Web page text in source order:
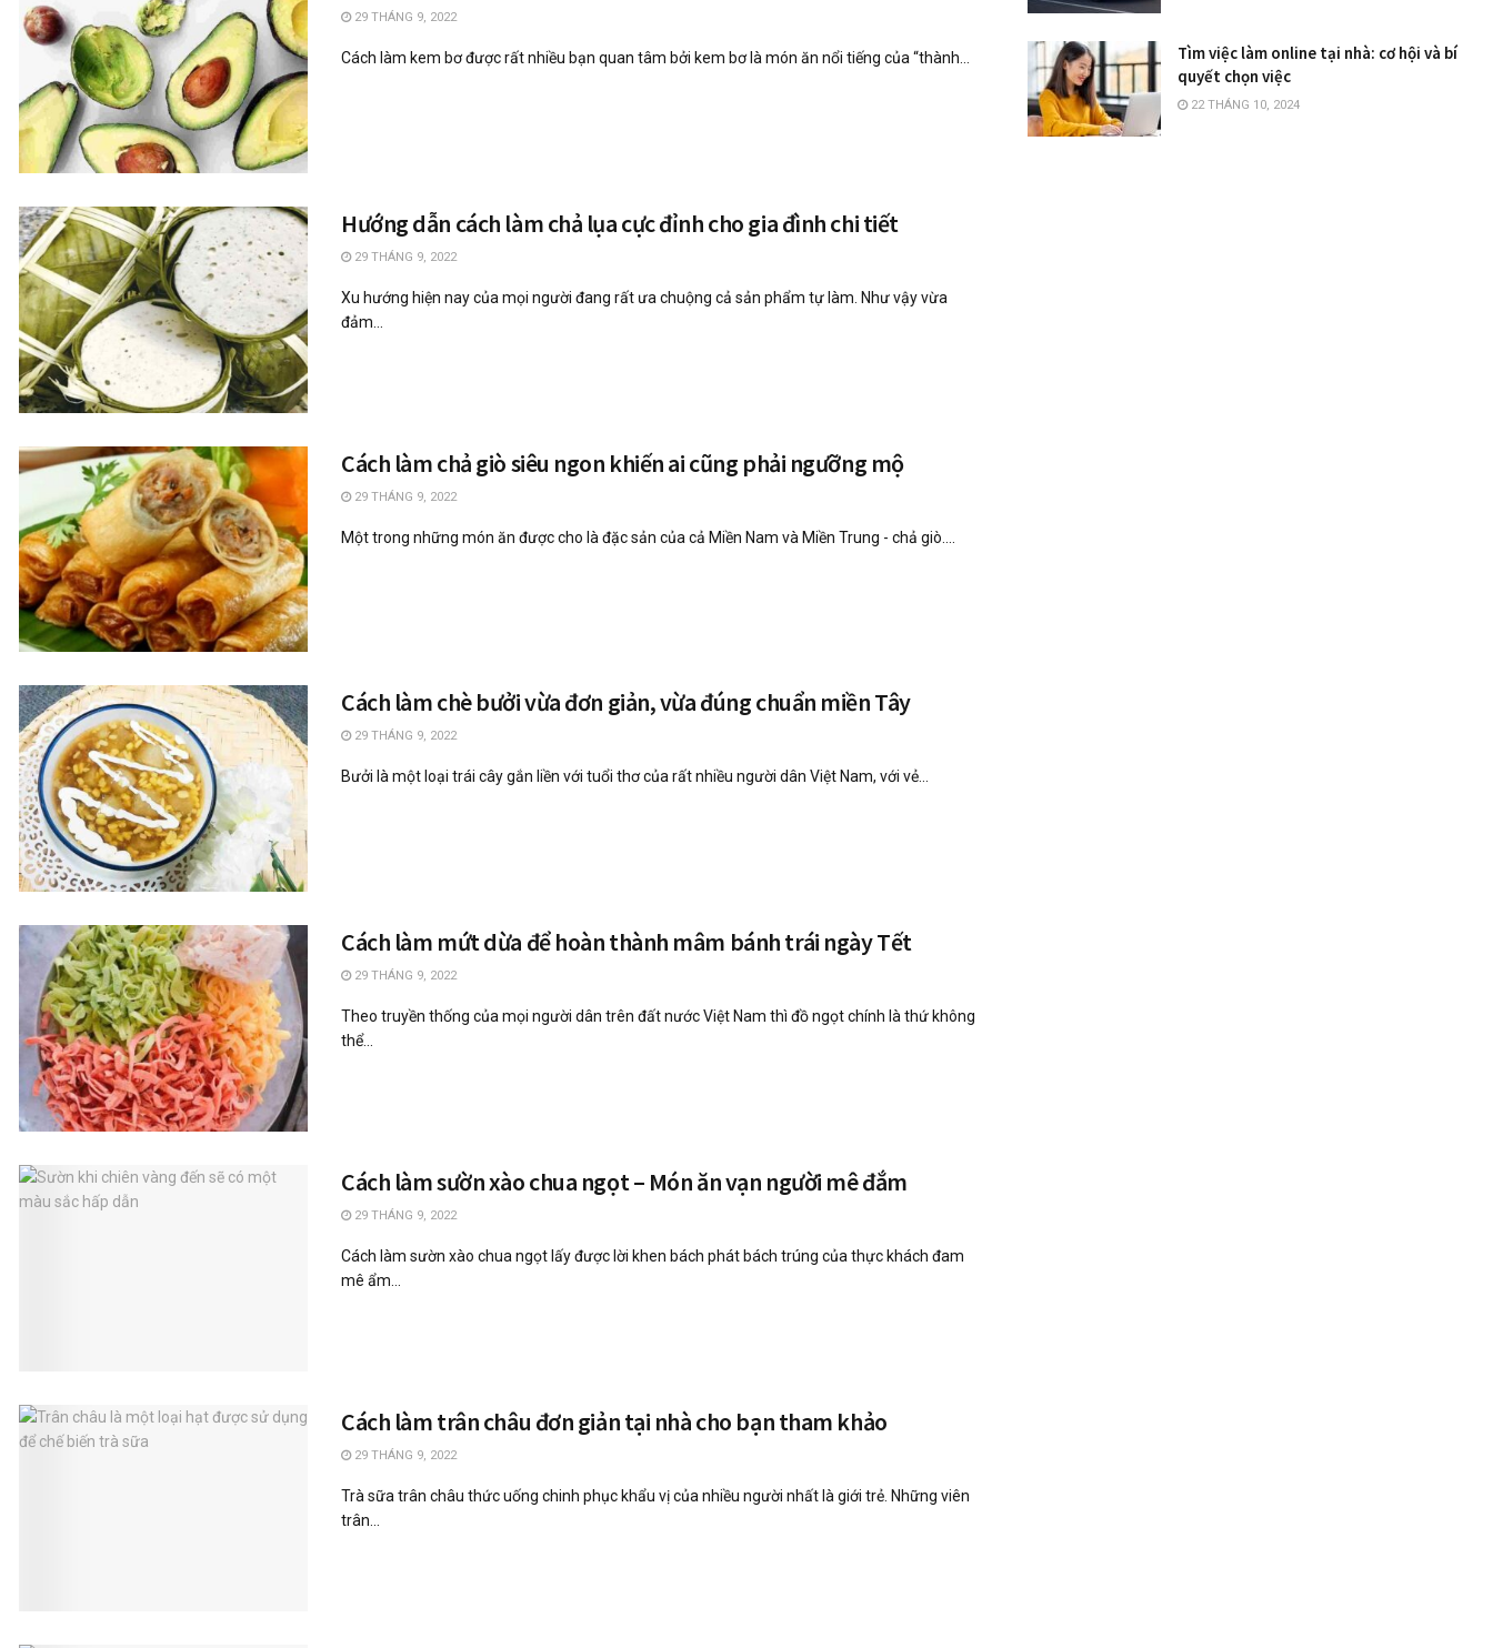
29 THÁNG 9, 2022
Cách làm kem bơ được rất nhiều bạn quan tâm bởi kem bơ là món ăn nổi tiếng của “thành...
Hướng dẫn cách làm chả lụa cực đỉnh cho gia đình chi tiết
29 THÁNG 9, 2022
Xu hướng hiện nay của mọi người đang rất ưa chuộng cả sản phẩm tự làm. Như vậy vừa
đảm...
Cách làm chả giò siêu ngon khiến ai cũng phải ngưỡng mộ
29 THÁNG 9, 2022
Một trong những món ăn được cho là đặc sản của cả Miền Nam và Miền Trung - chả giò....
Cách làm chè bưởi vừa đơn giản, vừa đúng chuẩn miền Tây
29 THÁNG 9, 2022
Bưởi là một loại trái cây gắn liền với tuổi thơ của rất nhiều người dân Việt Nam, với vẻ...
Cách làm mứt dừa để hoàn thành mâm bánh trái ngày Tết
29 THÁNG 9, 2022
Theo truyền thống của mọi người dân trên đất nước Việt Nam thì đồ ngọt chính là thứ không
thể...
Cách làm sườn xào chua ngọt – Món ăn vạn người mê đắm
29 THÁNG 9, 2022
Cách làm sườn xào chua ngọt lấy được lời khen bách phát bách trúng của thực khách đam
mê ẩm...
Cách làm trân châu đơn giản tại nhà cho bạn tham khảo
29 THÁNG 9, 2022
Trà sữa trân châu thức uống chinh phục khẩu vị của nhiều người nhất là giới trẻ. Những viên
trân...
Tìm việc làm online tại nhà: cơ hội và bí
quyết chọn việc
22 THÁNG 10, 2024